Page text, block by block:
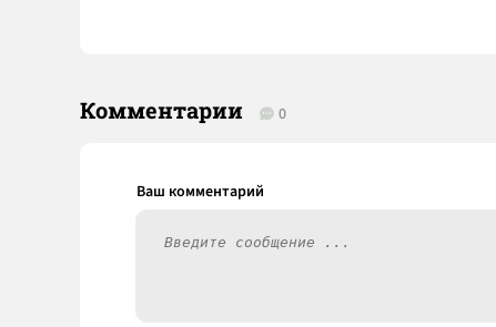
Комментарии 0